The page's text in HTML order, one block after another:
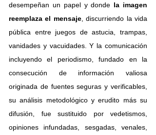
desempeñan un papel y donde la imagen
reemplaza el mensaje, discurriendo la vida
pública entre juegos de astucia, trampas,
vanidades y vacuidades. Y la comunicación
incluyendo el periodismo, fundado en la
consecución de información valiosa
originada de fuentes seguras y verificables,
su análisis metodológico y erudito más su
difusión, fue sustituido por vedetismos,
opiniones infundadas, sesgadas, venales,